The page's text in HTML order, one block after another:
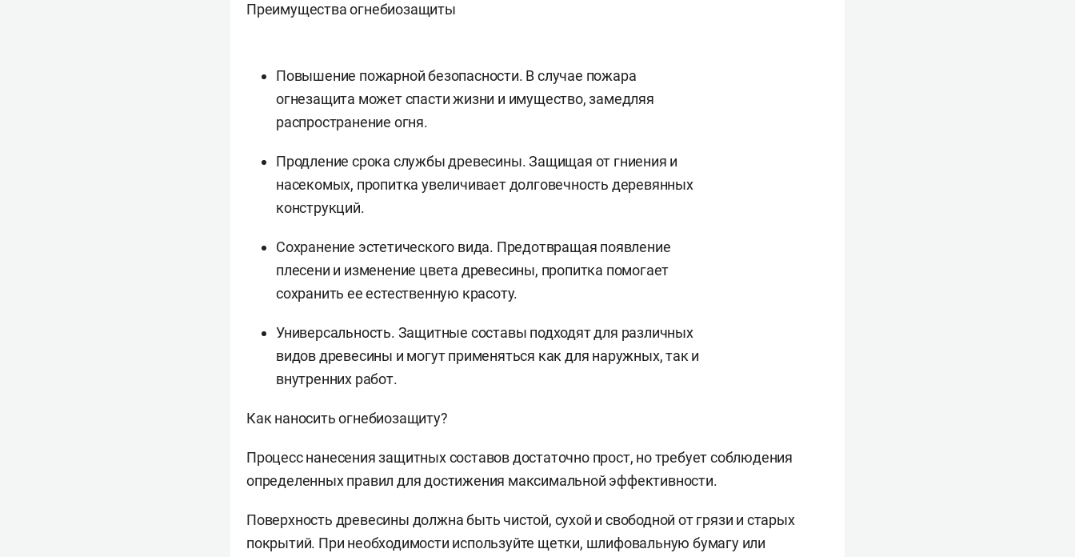
Преимущества огнебиозащиты
Повышение пожарной безопасности. В случае пожара
огнезащита может спасти жизни и имущество, замедляя
распространение огня.
Продление срока службы древесины. Защищая от гниения и
насекомых, пропитка увеличивает долговечность деревянных
конструкций.
Сохранение эстетического вида. Предотвращая появление
плесени и изменение цвета древесины, пропитка помогает
сохранить ее естественную красоту.
Универсальность. Защитные составы подходят для различных
видов древесины и могут применяться как для наружных, так и
внутренних работ.
Как наносить огнебиозащиту?
Процесс нанесения защитных составов достаточно прост, но требует соблюдения
определенных правил для достижения максимальной эффективности.
Поверхность древесины должна быть чистой, сухой и свободной от грязи и старых
покрытий. При необходимости используйте щетки, шлифовальную бумагу или